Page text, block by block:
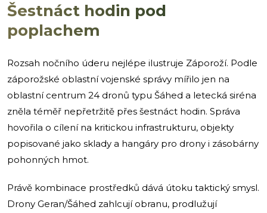
Šestnáct hodin pod
poplachem
Rozsah nočního úderu nejlépe ilustruje Záporoží. Podle
záporožské oblastní vojenské správy mířilo jen na
oblastní centrum 24 dronů typu Šáhed a letecká siréna
zněla téměř nepřetržitě přes šestnáct hodin. Správa
hovořila o cílení na kritickou infrastrukturu, objekty
popisované jako sklady a hangáry pro drony i zásobárny
pohonných hmot.
Právě kombinace prostředků dává útoku taktický smysl.
Drony Geran/Šáhed zahlcují obranu, prodlužují